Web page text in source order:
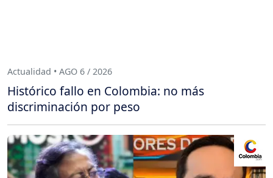
Actualidad • AGO 6 / 2026
Histórico fallo en Colombia: no más
discriminación por peso